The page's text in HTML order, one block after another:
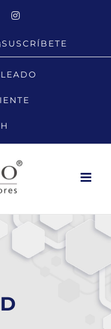
Instagram
SUSCRÍBETE